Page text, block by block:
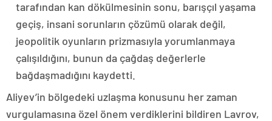
tarafından kan dökülmesinin sonu, barışçıl yaşama
geçiş, insani sorunların çözümü olarak değil,
jeopolitik oyunların prizmasıyla yorumlanmaya
çalışıldığını, bunun da çağdaş değerlerle
bağdaşmadığını kaydetti.
Aliyev’in bölgedeki uzlaşma konusunu her zaman
vurgulamasına özel önem verdiklerini bildiren Lavrov,